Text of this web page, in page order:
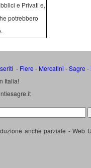
e Privati e,
potrebbero
- Fiere - Mercatini -Sagre -
Italia!
anche parziale - Web